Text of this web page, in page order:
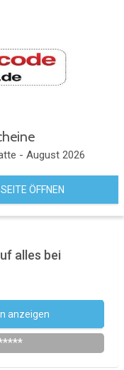
- August 2026
ÖFFNEN
alles bei
anzeigen